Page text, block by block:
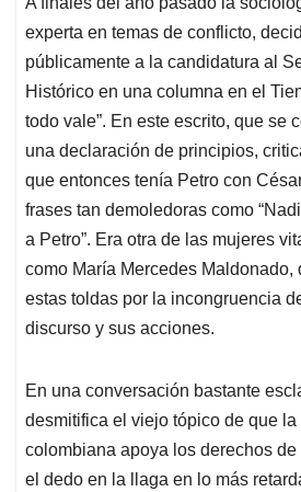
s
A
p
p
b
o
o
k
e
d
I
n
l
a
d
s
experta en temas de conflicto,
públicamente a la candidatura al
Histórico en una columna en el
todo vale”. En este escrito, que se
una declaración de principios,
que entonces tenía Petro con
frases tan demoledoras como
a Petro”. Era otra de las mujeres
como María Mercedes Maldonado,
estas toldas por la incongruencia
discurso y sus acciones.
En una conversación bastante
desmitifica el viejo tópico de que la
colombiana apoya los derechos
el dedo en la llaga en lo más